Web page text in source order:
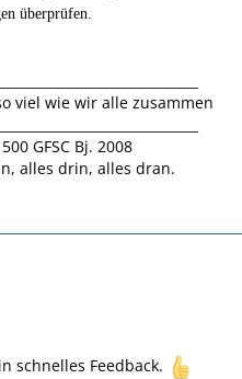
überprüfen.
viel wie wir alle zusammen
GFSC Bj. 2008
alles drin, alles dran.
schnelles Feedback.